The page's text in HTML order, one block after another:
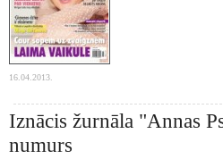
16.04.2013.
Iznācis žurnāla "Annas
numurs